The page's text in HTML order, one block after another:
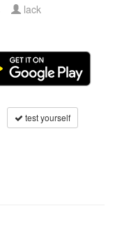
lack
test yourself